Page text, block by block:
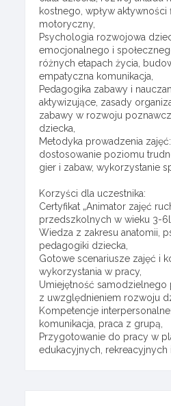
kostnego, wpływ
motoryczny,
Psychologia rozwojowa
emocjonalnego i
różnych etapach życia,
empatyczna komunikacja,
Pedagogika zabawy i
aktywizujące, zasady
zabawy w rozwoju
dziecka,
Metodyka prowadzenia
dostosowanie poziomu
gier i zabaw, wykorzystanie
Korzyści dla uczestnika:
Certyfikat „Animator zajęć
przedszkolnych w wieku 3-
Wiedza z zakresu anatomii,
pedagogiki dziecka,
Gotowe scenariusze zajęć i
wykorzystania w pracy,
Umiejętność samodzielnego
z uwzględnieniem rozwoju
Kompetencje
komunikacja, praca z grupą,
Przygotowanie do pracy w
edukacyjnych, rekreacyjnych